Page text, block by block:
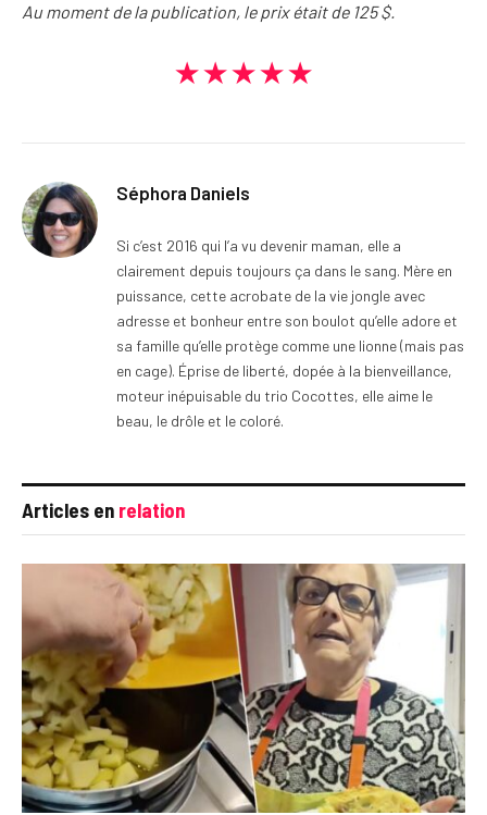
Au moment de la publication, le prix était de 125 $.
★★★★★
Séphora Daniels
Si c’est 2016 qui l’a vu devenir maman, elle a
clairement depuis toujours ça dans le sang. Mère en
puissance, cette acrobate de la vie jongle avec
adresse et bonheur entre son boulot qu’elle adore et
sa famille qu’elle protège comme une lionne (mais pas
en cage). Éprise de liberté, dopée à la bienveillance,
moteur inépuisable du trio Cocottes, elle aime le
beau, le drôle et le coloré.
Articles en relation